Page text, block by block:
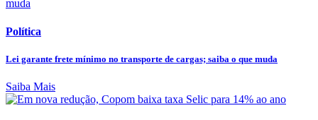
Política
Lei garante frete mínimo no transporte de cargas; saiba o que muda
Saiba Mais